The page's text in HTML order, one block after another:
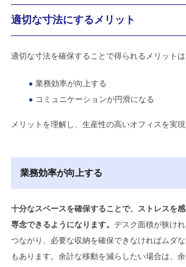
適切な寸法にするメリット
適切な寸法を確保することで得られるメリットは
業務効率が向上する
コミュニケーションが円滑になる
メリットを理解し、生産性の高いオフィスを実現
業務効率が向上する
十分なスペースを確保することで、ストレスを
専念できるようになります。デスク面積が狭け
つながり、必要な収納を確保できなければムダ
もあります。余計な移動を減らしたい場合は、